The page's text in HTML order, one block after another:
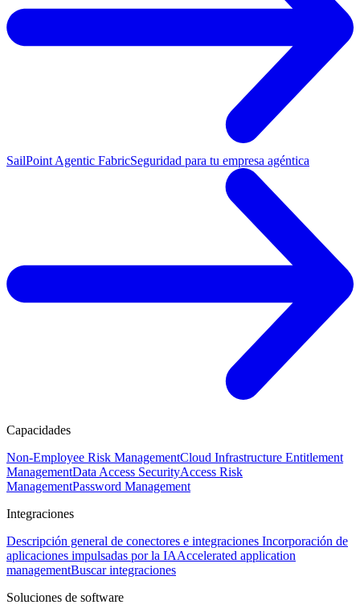
SailPoint Agentic FabricSeguridad para tu empresa agéntica
Capacidades
Non-Employee Risk ManagementCloud Infrastructure Entitlement
ManagementData Access SecurityAccess Risk
ManagementPassword Management
Integraciones
Descripción general de conectores e integraciones Incorporación de
aplicaciones impulsadas por la IAAccelerated application
managementBuscar integraciones
Soluciones de software